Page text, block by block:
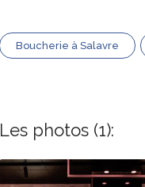
Boucherie à Salavre
Les photos (1):